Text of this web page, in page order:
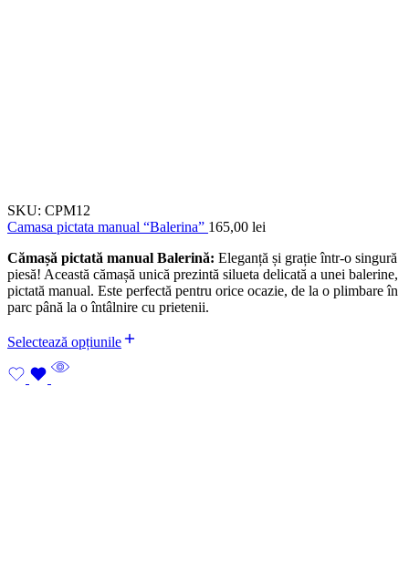
SKU: CPM12
Camasa pictata manual “Balerina” 165,00 lei
Cămașă pictată manual Balerină: Eleganță și grație într-o singură
piesă! Această cămașă unică prezintă silueta delicată a unei balerine,
pictată manual. Este perfectă pentru orice ocazie, de la o plimbare în
parc până la o întâlnire cu prietenii.
Selectează opțiunile